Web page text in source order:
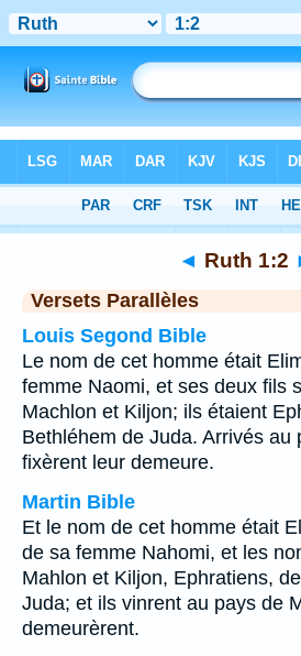
Chapitre 1 > Verset 2
◄ Ruth 1:2
Versets Parallèles
Louis Segond Bible
Le nom de cet homme était
femme Naomi, et ses deux fils
Machlon et Kiljon; ils étaient
Bethléhem de Juda. Arrivés au
fixèrent leur demeure.
Martin Bible
Et le nom de cet homme était
de sa femme Nahomi, et les
Mahlon et Kiljon, Ephratiens,
Juda; et ils vinrent au pays de
demeurèrent.